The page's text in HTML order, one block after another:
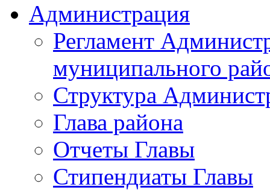
Администрация
Регламент
муниципального
Структура
Глава района
Отчеты Главы
Стипендиаты Главы